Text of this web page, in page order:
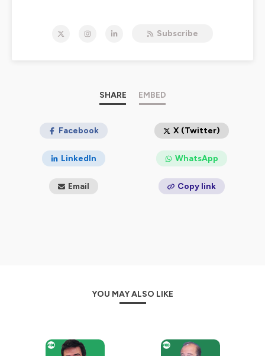
grands sujets écologiques. Du capitaine d'industrie au
nous aider, c'est ici 👉 https://bit.ly/3ppLx68
Hébergé par Ausha. Visitez
ausha.co/politique-de-
Subscribe
SHARE EMBED
Facebook X (Twitter)
LinkedIn WhatsApp
Email Copy link
YOU MAY ALSO LIKE